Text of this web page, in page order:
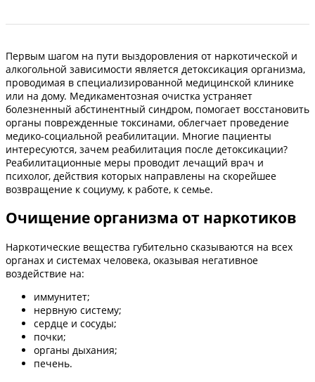
Первым шагом на пути выздоровления от наркотической и
алкогольной зависимости является детоксикация организма,
проводимая в специализированной медицинской клинике
или на дому. Медикаментозная очистка устраняет
болезненный абстинентный синдром, помогает восстановить
органы поврежденные токсинами, облегчает проведение
медико-социальной реабилитации. Многие пациенты
интересуются, зачем реабилитация после детоксикации?
Реабилитационные меры проводит лечащий врач и
психолог, действия которых направлены на скорейшее
возвращение к социуму, к работе, к семье.
Очищение организма от наркотиков
Наркотические вещества губительно сказываются на всех
органах и системах человека, оказывая негативное
воздействие на:
иммунитет;
нервную систему;
сердце и сосуды;
почки;
органы дыхания;
печень.